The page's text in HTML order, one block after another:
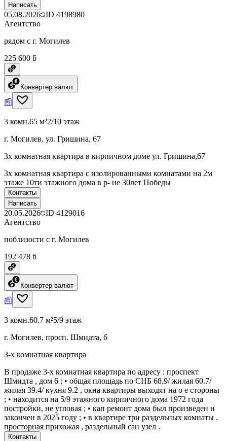
Написать
05.08.2026 ID 4198980
Агентство
рядом с г. Могилев
225 600 ƃ
Конвертер валют
3 комн.65 м²2/10 этаж
г. Могилев, ул. Гришина, 67
3х комнатная квартира в кирпичном доме ул. Гришина,67
3х комнатная квартира с изолированными комнатами на 2м
этаже 10ти этажного дома в р- не 30лет Победы
Контакты
Написать
20.05.2026 ID 4129016
Агентство
поблизости с г. Могилев
192 478 ƃ
Конвертер валют
3 комн.60.7 м²5/9 этаж
г. Могилев, просп. Шмидта, 6
3-х комнатная квартира
В продаже 3-х комнатная квартира по адресу : проспект
Шмидта , дом 6 ; • общая площадь по СНБ 68.9/ жилая 60.7/
жилая 39.4/ кухня 9.2 , окна квартиры выходят на о е стороны
; • находится на 5/9 этажного кирпичного дома 1972 года
постройки, не угловая ; • кап ремонт дома был произведен и
закончен в 2025 году ; • в квартире три раздельных комнаты ,
просторная прихожая , раздельный сан узел .
Контакты